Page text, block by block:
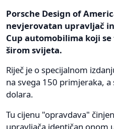
Porsche Design of
nevjerovatan upravljač
Cup automobilima koji
širom svijeta.
Riječ je o specijalnom
na svega 150 primjeraka,
dolara.
Tu cijenu "opravdava"